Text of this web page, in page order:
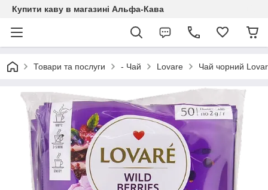
Купити каву в магазині Альфа-Кава
Товари та послуги - Чай Lovare Чай чорний